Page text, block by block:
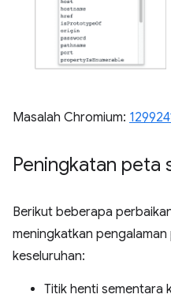
Masalah Chromium:
Peningkatan peta
Berikut beberapa
meningkatkan
keseluruhan:
Titik henti sementara